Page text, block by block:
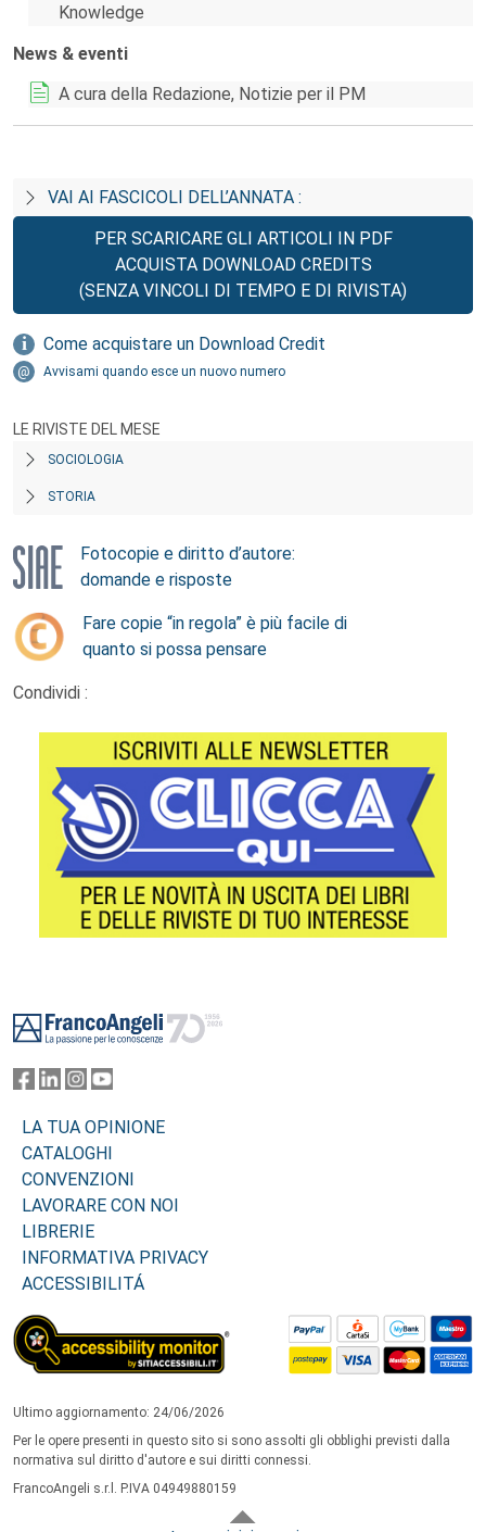
Knowledge
News & eventi
A cura della Redazione, Notizie per il PM
VAI AI FASCICOLI DELL’ANNATA :
PER SCARICARE GLI ARTICOLI IN PDF
ACQUISTA DOWNLOAD CREDITS
(SENZA VINCOLI DI TEMPO E DI RIVISTA)
Come acquistare un Download Credit
Avvisami quando esce un nuovo numero
LE RIVISTE DEL MESE
SOCIOLOGIA
STORIA
Fotocopie e diritto d’autore:
domande e risposte
Fare copie “in regola” è più facile di
quanto si possa pensare
Condividi :
LA TUA OPINIONE
CATALOGHI
CONVENZIONI
LAVORARE CON NOI
LIBRERIE
INFORMATIVA PRIVACY
ACCESSIBILITÁ
Ultimo aggiornamento: 24/06/2026
Per le opere presenti in questo sito si sono assolti gli obblighi previsti dalla
normativa sul diritto d'autore e sui diritti connessi.
FrancoAngeli s.r.l. P.IVA 04949880159